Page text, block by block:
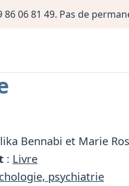
06 81 49. Pas de
Bennabi et Marie
: Livre
psychiatrie